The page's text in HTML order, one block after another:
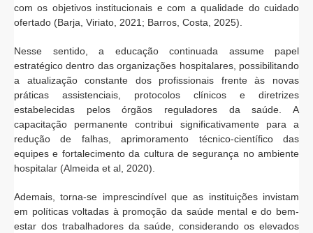
com os objetivos institucionais e com a qualidade do cuidado
ofertado (Barja, Viriato, 2021; Barros, Costa, 2025).
Nesse sentido, a educação continuada assume papel
estratégico dentro das organizações hospitalares, possibilitando
a atualização constante dos profissionais frente às novas
práticas assistenciais, protocolos clínicos e diretrizes
estabelecidas pelos órgãos reguladores da saúde. A
capacitação permanente contribui significativamente para a
redução de falhas, aprimoramento técnico-científico das
equipes e fortalecimento da cultura de segurança no ambiente
hospitalar (Almeida et al, 2020).
Ademais, torna-se imprescindível que as instituições invistam
em políticas voltadas à promoção da saúde mental e do bem-
estar dos trabalhadores da saúde, considerando os elevados